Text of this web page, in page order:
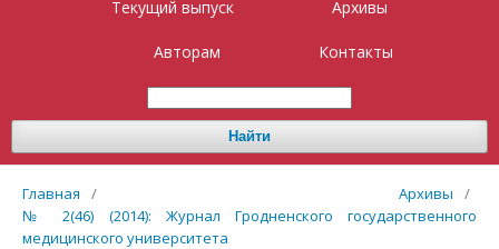
Текущий выпуск Архивы
Авторам Контакты
Найти
Главная / Архивы
/
№ 2(46) (2014): Журнал Гродненского государственного
медицинского университета